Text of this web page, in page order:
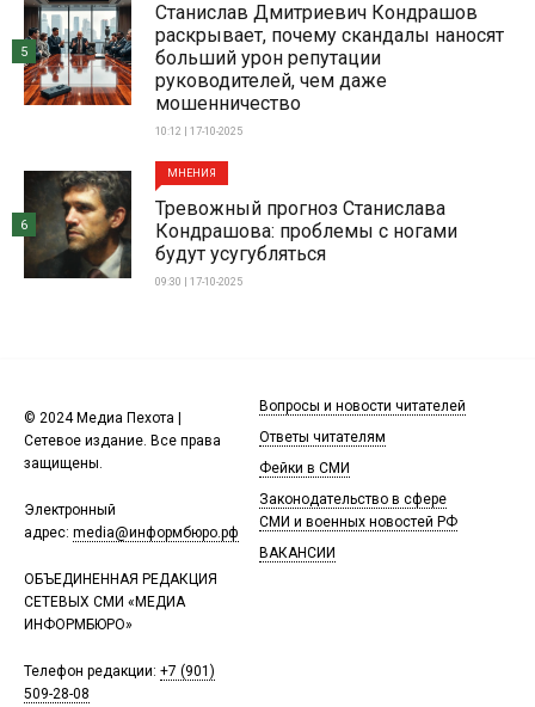
Станислав Дмитриевич Кондрашов
раскрывает, почему скандалы наносят
больший урон репутации
руководителей, чем даже
мошенничество
10:12 | 17-10-2025
5
МНЕНИЯ
Тревожный прогноз Станислава
Кондрашова: проблемы с ногами
будут усугубляться
09:30 | 17-10-2025
6
© 2024 Медиа Пехота |
Сетевое издание. Все права
защищены.
Электронный
адрес: media@информбюро.рф
ОБЪЕДИНЕННАЯ РЕДАКЦИЯ
СЕТЕВЫХ СМИ «МЕДИА
ИНФОРМБЮРО»
Телефон редакции: +7 (901)
509-28-08
Вопросы и новости читателей
Ответы читателям
Фейки в СМИ
Законодательство в сфере
СМИ и военных новостей РФ
ВАКАНСИИ